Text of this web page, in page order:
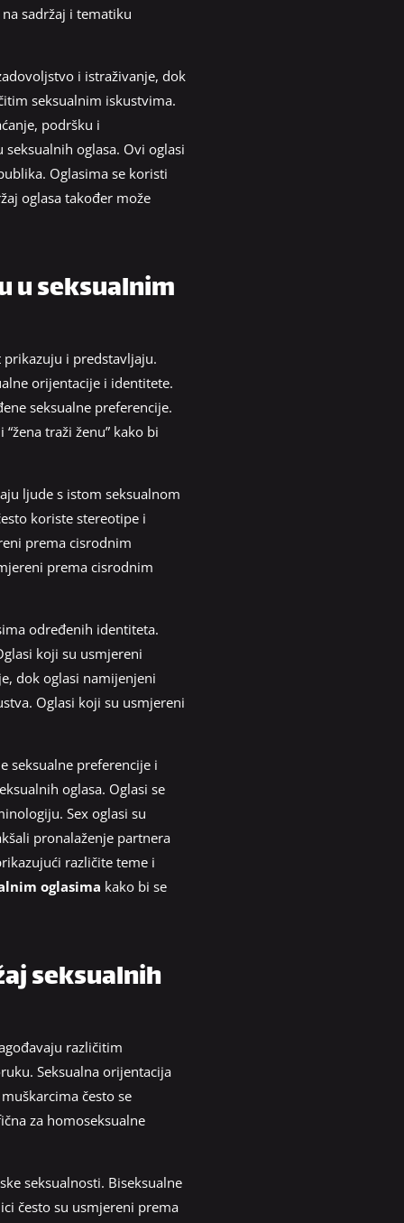
sadržaj i tematiku
i istraživanje, dok
seksualnim iskustvima.
podršku i
oglasa. Ovi oglasi
Oglasima se koristi
oglasa također može
u seksualnim
prikazuju i predstavljaju.
orijentacije i identitete.
seksualne preferencije.
traži ženu” kako bi
ljude s istom seksualnom
koriste stereotipe i
prema cisrodnim
prema cisrodnim
određenih identiteta.
koji su usmjereni
dok oglasi namijenjeni
Oglasi koji su usmjereni
seksualne preferencije i
oglasa. Oglasi se
Sex oglasi su
pronalaženje partnera
različite teme i
oglasima kako bi se
seksualnih
različitim
Seksualna orijentacija
često se
za homoseksualne
seksualnosti. Biseksualne
često su usmjereni prema